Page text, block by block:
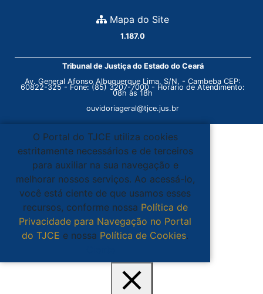
Mapa do Site
1.187.0
Tribunal de Justiça do Estado do Ceará
Av. General Afonso Albuquerque Lima, S/N. - Cambeba CEP:
60822-325 - Fone: (85) 3207-7000 - Horário de Atendimento:
08h às 18h
ouvidoriageral@tjce.jus.br
O Portal do TJCE utiliza cookies
estritamente necessários e de terceiros
para auxiliar na sua navegação e
melhorar nossos serviços. Ao acessá-lo,
você está ciente de que usamos esses
recursos, conforme nossa Política de
Privacidade para Navegação no Portal
do TJCE e nossa Política de Cookies.